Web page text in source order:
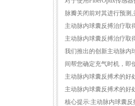
脉瓣关闭前对其进行预测
主动脉内球囊反搏治疗取
主动脉内球囊反搏治疗取
我们推出的创新主动脉内
间帮您确定充气时机，即
主动脉内球囊反搏术的好
主动脉内球囊反搏术的好
核心提示:主动脉内球囊